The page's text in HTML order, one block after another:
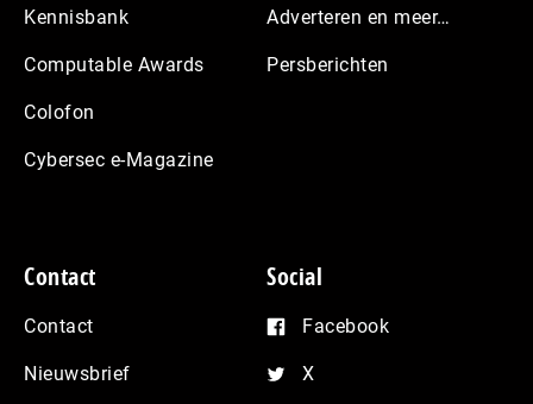
Kennisbank
Computable Awards
Colofon
Cybersec e-Magazine
Adverteren en meer…
Persberichten
Contact
Contact
Nieuwsbrief
Social
Facebook
X